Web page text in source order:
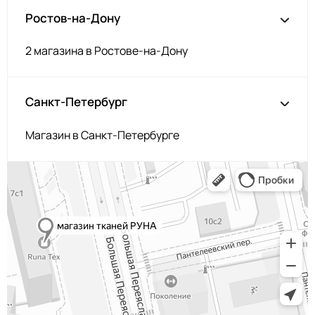
2Травяной
Зелёный
Св.Брусничный
2Марсала
МП-50-F177/2
N048
Сельдерей
2400000679134
168 Орхидея
МП-50-168
F173 Т.Бордовый
МП-50-F173
F196 Пурпур
МП-50-F196
171/2
2Т.Вишнёвый
МП-50-171/2
F339
Ростов-на-Дону
2 магазина в Ростове-на-Дону
Санкт-Петербург
Магазин в Санкт-Петербурге